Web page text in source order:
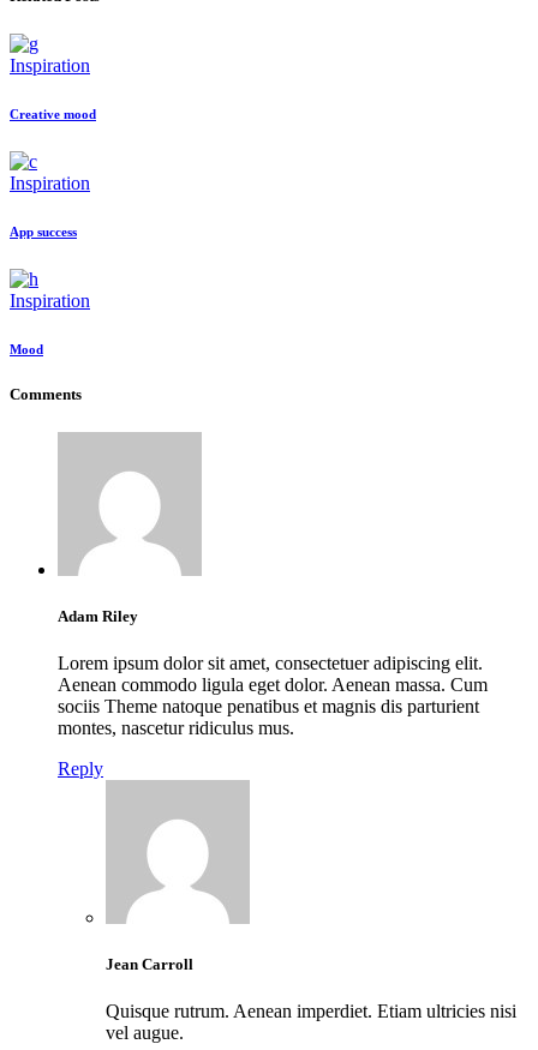
Inspiration
Creative mood
Inspiration
App success
Inspiration
Mood
Comments
Adam Riley
Lorem ipsum dolor sit amet, consectetuer adipiscing elit.
Aenean commodo ligula eget dolor. Aenean massa. Cum
sociis Theme natoque penatibus et magnis dis parturient
montes, nascetur ridiculus mus.
Reply
Jean Carroll
Quisque rutrum. Aenean imperdiet. Etiam ultricies nisi
vel augue.